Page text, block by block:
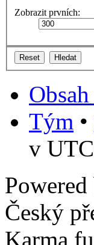
Zobrazit prvních:
Tým •
v
Český
Karma